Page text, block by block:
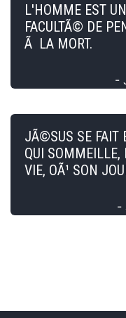
L'HOMME EST
FACULTÃ© DE
Ã LA MORT.
-
JÃ©SUS SE FAIT
QUI
VIE, OÃ¹ SON
-